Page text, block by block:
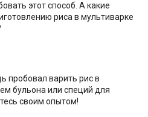
этот способ. А какие
риса в мультиварке
пробовал варить рис в
бульона или специй для
своим опытом!